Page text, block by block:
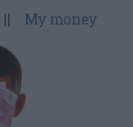
|| My money